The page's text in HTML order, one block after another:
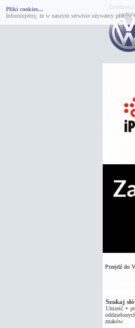
Pliki cookies...
Informujemy, że w naszym serwisie używamy plików
Przejdź do
Szukaj
Umieść +
znaków.